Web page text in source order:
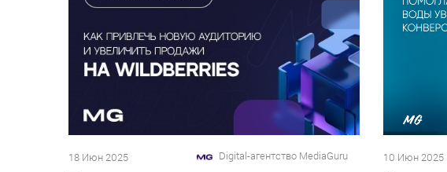
18 Июн 2025 Digital-агентство MediaGuru 10 Июн 2025